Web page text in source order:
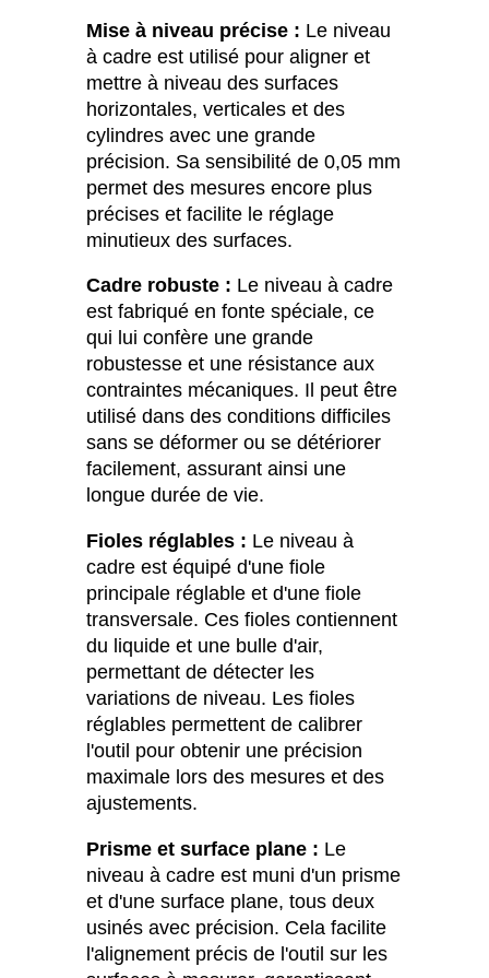
Mise à niveau précise : Le niveau
à cadre est utilisé pour aligner et
mettre à niveau des surfaces
horizontales, verticales et des
cylindres avec une grande
précision. Sa sensibilité de 0,05 mm
permet des mesures encore plus
précises et facilite le réglage
minutieux des surfaces.
Cadre robuste : Le niveau à cadre
est fabriqué en fonte spéciale, ce
qui lui confère une grande
robustesse et une résistance aux
contraintes mécaniques. Il peut être
utilisé dans des conditions difficiles
sans se déformer ou se détériorer
facilement, assurant ainsi une
longue durée de vie.
Fioles réglables : Le niveau à
cadre est équipé d'une fiole
principale réglable et d'une fiole
transversale. Ces fioles contiennent
du liquide et une bulle d'air,
permettant de détecter les
variations de niveau. Les fioles
réglables permettent de calibrer
l'outil pour obtenir une précision
maximale lors des mesures et des
ajustements.
Prisme et surface plane : Le
niveau à cadre est muni d'un prisme
et d'une surface plane, tous deux
usinés avec précision. Cela facilite
l'alignement précis de l'outil sur les